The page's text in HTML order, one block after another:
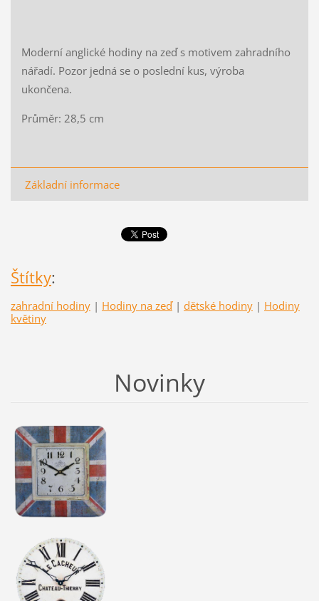
Moderní anglické hodiny na zeď s motivem zahradního
nářadí. Pozor jedná se o poslední kus, výroba
ukončena.
Průměr: 28,5 cm
Základní informace
Štítky:
zahradní hodiny | Hodiny na zeď | dětské hodiny | Hodiny
květiny
Novinky